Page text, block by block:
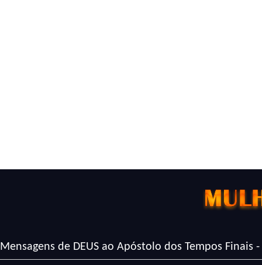
Mensagens de DEUS ao Apóstolo dos Tempos Finais -